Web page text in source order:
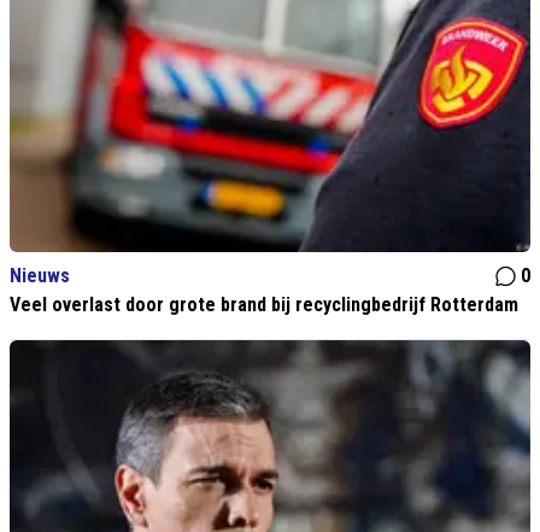
Nieuws
0
Veel overlast door grote brand bij recyclingbedrijf Rotterdam